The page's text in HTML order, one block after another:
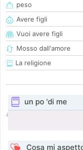
peso
Avere figli
Vuoi avere figli
Mosso dall'amore
La religione
un po 'di me
Cosa mi